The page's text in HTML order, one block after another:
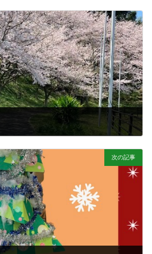
次の記事